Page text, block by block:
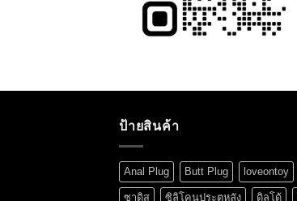
ป้ายสินค้า
Anal Plug Butt Plug loveontoy
ซาดิส ซิลิโคนประตูหลัง ดิลโด้